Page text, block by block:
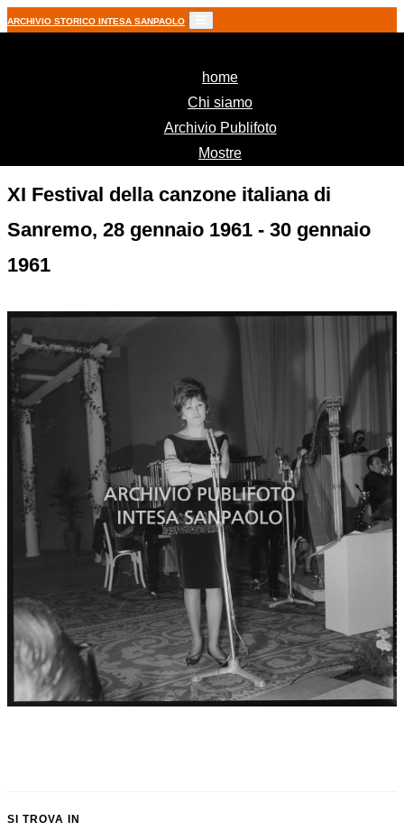
ARCHIVIO STORICO INTESA SANPAOLO
home(current)
Chi siamo
Archivio Publifoto
Mostre
XI Festival della canzone italiana di
Sanremo, 28 gennaio 1961 - 30 gennaio
1961
SI TROVA IN